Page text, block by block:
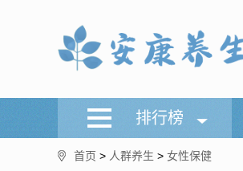
排行榜
首页 > 人群养生 > 女性保健